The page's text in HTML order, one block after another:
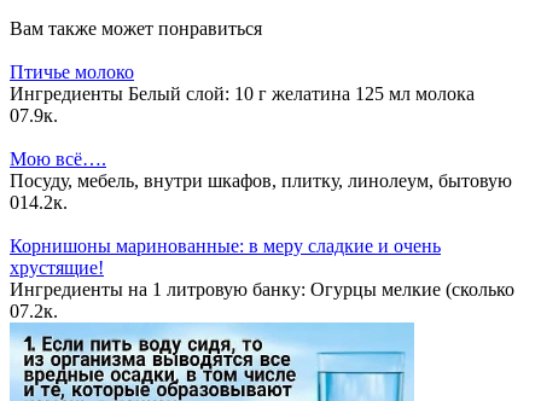
Вам также может понравиться
Птичье молоко
Ингредиенты Белый слой: 10 г желатина 125 мл молока
07.9к.
Мою всё….
Посуду, мебель, внутри шкафов, плитку, линолеум, бытовую
014.2к.
Корнишоны маринованные: в меру сладкие и очень
хрустящие!
Ингредиенты на 1 литровую банку: Огурцы мелкие (сколько
07.2к.